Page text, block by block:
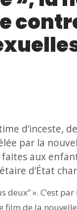
d’inceste,
par la
aux
d’État
deux” ». C’est
film de la nouvelle